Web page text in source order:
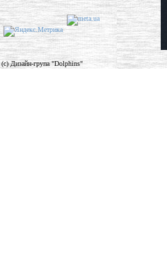
(c) Дизайн-група "Dolphins"